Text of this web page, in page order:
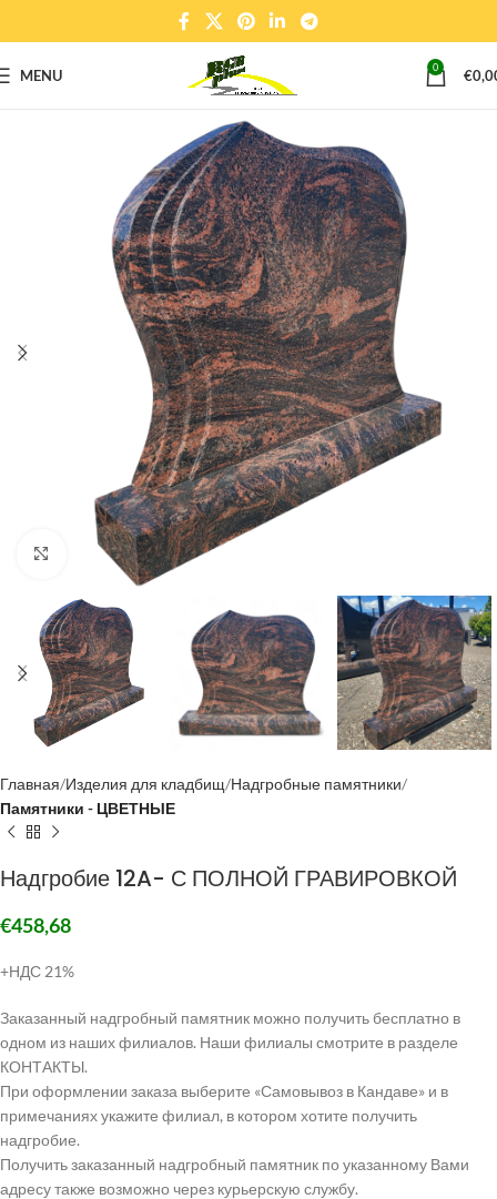
MENU 0 €
Click to enlarge
Главная Изделия для кладбищ Надгробные памятники
Памятники - ЦВЕТНЫЕ
Надгробие 12A- С ПОЛНОЙ ГРАВИРОВКОЙ
€458,68
+НДС 21%
Заказанный надгробный памятник можно получить бесплатно в
одном из наших филиалов. Наши филиалы смотрите в разделе
КОНТАКТЫ.
При оформлении заказа выберите «Самовывоз в Кандаве» и в
примечаниях укажите филиал, в котором хотите получить
надгробие.
Получить заказанный надгробный памятник по указанному Вами
адресу также возможно через курьерскую службу.